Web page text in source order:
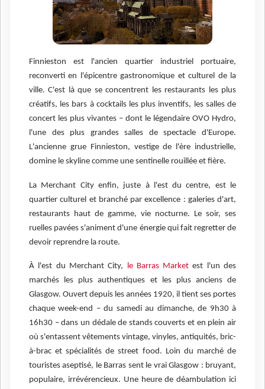
Finnieston est l'ancien quartier industriel portuaire,
reconverti en l'épicentre gastronomique et culturel de la
ville. C'est là que se concentrent les restaurants les plus
créatifs, les bars à cocktails les plus inventifs, les salles de
concert les plus vivantes – dont le légendaire OVO Hydro,
l'une des plus grandes salles de spectacle d'Europe.
L'ancienne grue Finnieston, vestige de l'ère industrielle,
domine le skyline comme une sentinelle rouillée et fière.
La Merchant City enfin, juste à l'est du centre, est le
quartier culturel et branché par excellence : galeries d'art,
restaurants haut de gamme, vie nocturne. Le soir, ses
ruelles pavées s'animent d'une énergie qui fait regretter de
devoir reprendre la route.
À l'est du Merchant City, le Barras Market est l'un des
marchés les plus authentiques et les plus anciens de
Glasgow. Ouvert depuis les années 1920, il tient ses portes
chaque week-end – du samedi au dimanche, de 9h30 à
16h30 – dans un dédale de stands couverts et en plein air
où s'entassent vêtements vintage, vinyles, antiquités, bric-
à-brac et spécialités de street food. Loin du marché de
touristes aseptisé, le Barras sent le vrai Glasgow : bruyant,
populaire, irrévérencieux. Une heure de déambulation ici